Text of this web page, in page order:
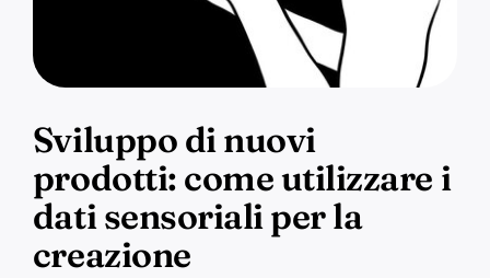
Sviluppo di nuovi
prodotti: come utilizzare i
dati sensoriali per la
creazione